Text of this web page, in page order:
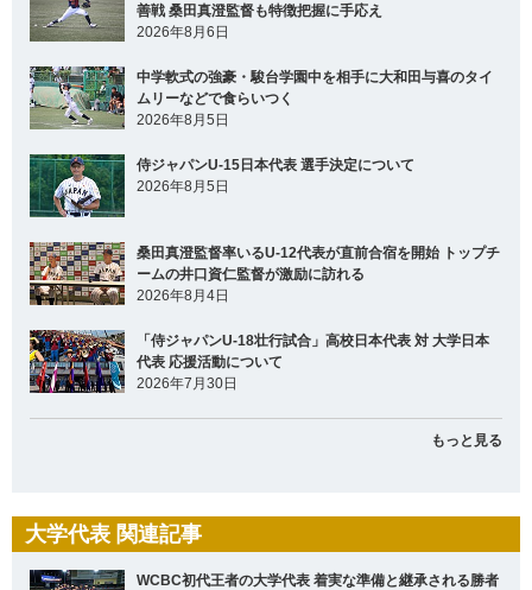
善戦 桑田真澄監督も特徴把握に手応え
2026年8月6日
中学軟式の強豪・駿台学園中を相手に大和田与喜のタイ
ムリーなどで食らいつく
2026年8月5日
侍ジャパンU-15日本代表 選手決定について
2026年8月5日
桑田真澄監督率いるU-12代表が直前合宿を開始 トップチ
ームの井口資仁監督が激励に訪れる
2026年8月4日
「侍ジャパンU-18壮行試合」高校日本代表 対 大学日本
代表 応援活動について
2026年7月30日
もっと見る
大学代表 関連記事
WCBC初代王者の大学代表 着実な準備と継承される勝者